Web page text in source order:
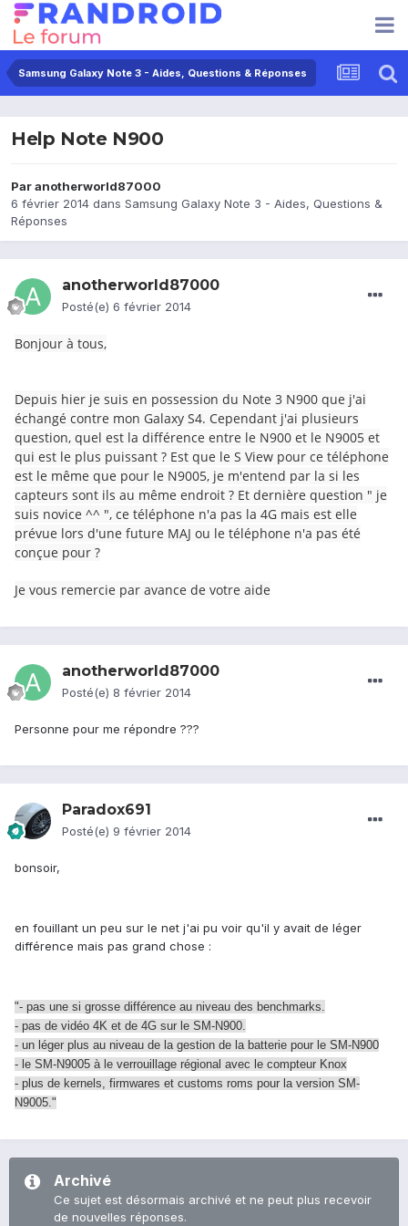
Samsung Galaxy Note 3 - Aides, Questions & Réponses
Help Note N900
Paranotherworld87000
6 février 2014 dans Samsung Galaxy Note 3 - Aides, Questions &
Réponses
anotherworld87000
Posté(e) 6 février 2014
Bonjour à tous,
Depuis hier je suis en possession du Note 3 N900 que j'ai
échangé contre mon Galaxy S4. Cependant j'ai plusieurs
question, quel est la différence entre le N900 et le N9005 et
qui est le plus puissant ? Est que le S View pour ce téléphone
est le même que pour le N9005, je m'entend par la si les
capteurs sont ils au même endroit ? Et dernière question " je
suis novice ^^ ", ce téléphone n'a pas la 4G mais est elle
prévue lors d'une future MAJ ou le téléphone n'a pas été
conçue pour ?
Je vous remercie par avance de votre aide
anotherworld87000
Posté(e) 8 février 2014
Personne pour me répondre ???
Paradox691
Posté(e) 9 février 2014
bonsoir,
en fouillant un peu sur le net j'ai pu voir qu'il y avait de léger
différence mais pas grand chose :
"- pas une si grosse différence au niveau des benchmarks.
- pas de vidéo 4K et de 4G sur le SM-N900.
- un léger plus au niveau de la gestion de la batterie pour le SM-N900
- le SM-N9005 à le verrouillage régional avec le compteur Knox
- plus de kernels, firmwares et customs roms pour la version SM-
N9005."
Archivé
Ce sujet est désormais archivé et ne peut plus recevoir
de nouvelles réponses.